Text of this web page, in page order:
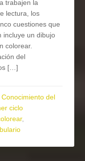
trabajen la
lectura, los
cuestiones que
incluye un dibujo
colorear.
del
[…]
,Conocimiento del
ciclo
,